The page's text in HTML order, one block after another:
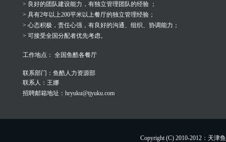
> 良好的团队建设能力，有独立管理团队的经验 ；
> 具有2年以上200平米以上餐厅的独立管理经验；
> 心态积极，责任心强，有良好的沟通、组织、协调能力；
> 可接受全国分配者优先考虑。
工作地点： 全国鱼酷各餐厅
联系部门：鱼酷人力资源部
联系人：王娜
招聘邮箱地址： hryuku@tjyuku.com
Copyright (C) 2010-2012：天津